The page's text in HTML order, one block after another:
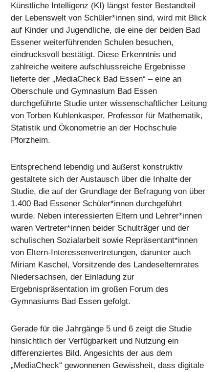
Künstliche Intelligenz (KI) längst fester Bestandteil
der Lebenswelt von Schüler*innen sind, wird mit Blick
auf Kinder und Jugendliche, die eine der beiden Bad
Essener weiterführenden Schulen besuchen,
eindrucksvoll bestätigt. Diese Erkenntnis und
zahlreiche weitere aufschlussreiche Ergebnisse
lieferte der „MediaCheck Bad Essen“ – eine an
Oberschule und Gymnasium Bad Essen
durchgeführte Studie unter wissenschaftlicher Leitung
von Torben Kuhlenkasper, Professor für Mathematik,
Statistik und Ökonometrie an der Hochschule
Pforzheim.
Entsprechend lebendig und äußerst konstruktiv
gestaltete sich der Austausch über die Inhalte der
Studie, die auf der Grundlage der Befragung von über
1.400 Bad Essener Schüler*innen durchgeführt
wurde. Neben interessierten Eltern und Lehrer*innen
waren Vertreter*innen beider Schulträger und der
schulischen Sozialarbeit sowie Repräsentant*innen
von Eltern-Interessenvertretungen, darunter auch
Miriam Kaschel, Vorsitzende des Landeselternrates
Niedersachsen, der Einladung zur
Ergebnispräsentation im großen Forum des
Gymnasiums Bad Essen gefolgt.
Gerade für die Jahrgänge 5 und 6 zeigt die Studie
hinsichtlich der Verfügbarkeit und Nutzung ein
differenziertes Bild. Angesichts der aus dem
„MediaCheck“ gewonnenen Gewissheit, dass digitale